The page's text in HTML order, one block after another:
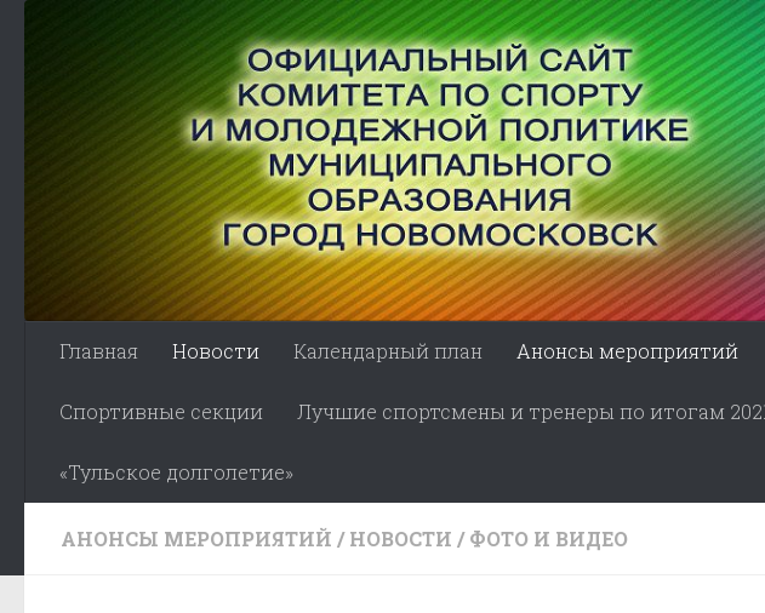
Главная Новости Календарный план Анонсы мероприятий
Спортивные секции Лучшие спортсмены и тренеры по итогам
«Тульское долголетие»
АНОНСЫ МЕРОПРИЯТИЙ / НОВОСТИ / ФОТО И ВИДЕО